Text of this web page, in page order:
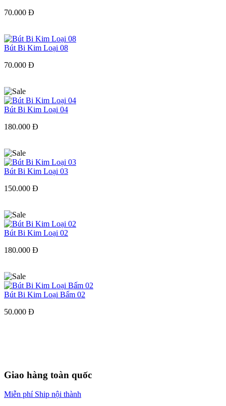
70.000 Đ
Bút Bi Kim Loại 08
70.000 Đ
Bút Bi Kim Loại 04
180.000 Đ
Bút Bi Kim Loại 03
150.000 Đ
Bút Bi Kim Loại 02
180.000 Đ
Bút Bi Kim Loại Bấm 02
50.000 Đ
Giao hàng toàn quốc
Miễn phí Ship nội thành